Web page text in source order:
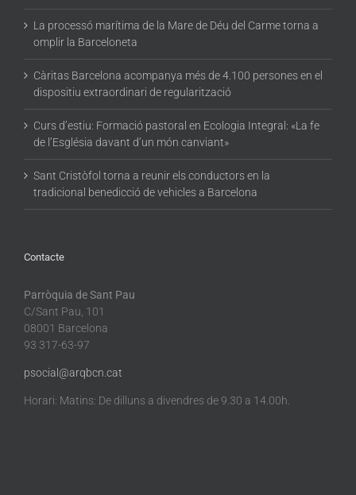
La processó marítima de la Mare de Déu del Carme torna a
omplir la Barceloneta
Càritas Barcelona acompanya més de 4.100 persones en el
dispositiu extraordinari de regularització
Curs d’estiu: Formació pastoral en Ecologia Integral: «La fe
de l’Església davant d’un món canviant»
Sant Cristòfol torna a reunir els conductors en la
tradicional benedicció de vehicles a Barcelona
Contacte
Parròquia de Sant Pau
C/Sant Pau, 101
08001 Barcelona
93 317-63-97
psocial@arqbcn.cat
Horari: Matins: De dilluns a divendres de 9.30 a 14.00h.